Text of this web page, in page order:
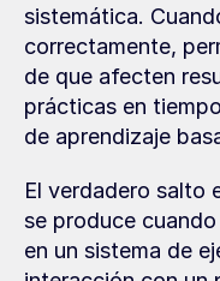
sistemática.
correctamente,
de que afecten
prácticas en
de aprendizaje
El verdadero salto
se produce
en un sistema de